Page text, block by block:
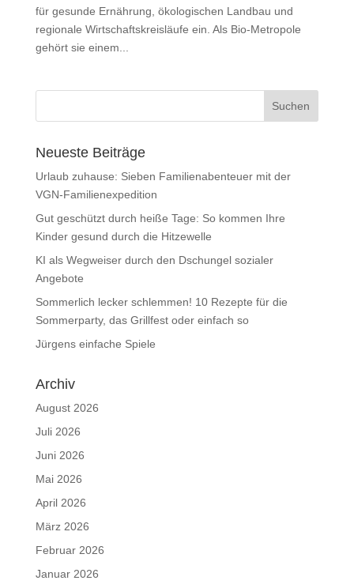
für gesunde Ernährung, ökologischen Landbau und
regionale Wirtschaftskreisläufe ein. Als Bio-Metropole
gehört sie einem...
Neueste Beiträge
Urlaub zuhause: Sieben Familienabenteuer mit der
VGN-Familienexpedition
Gut geschützt durch heiße Tage: So kommen Ihre
Kinder gesund durch die Hitzewelle
KI als Wegweiser durch den Dschungel sozialer
Angebote
Sommerlich lecker schlemmen! 10 Rezepte für die
Sommerparty, das Grillfest oder einfach so
Jürgens einfache Spiele
Archiv
August 2026
Juli 2026
Juni 2026
Mai 2026
April 2026
März 2026
Februar 2026
Januar 2026